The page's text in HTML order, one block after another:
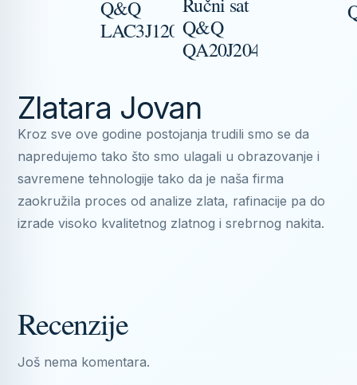
Q&Q
LAC3J120YQ&Q
QA20J204Y
Zlatara Jovan
Kroz sve ove godine postojanja trudili smo se da
napredujemo tako što smo ulagali u obrazovanje i
savremene tehnologije tako da je naša firma
zaokružila proces od analize zlata, rafinacije pa do
izrade visoko kvalitetnog zlatnog i srebrnog nakita.
Recenzije
Još nema komentara.